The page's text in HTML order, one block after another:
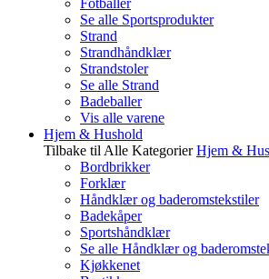
Fotballer
Se alle Sportsprodukter
Strand
Strandhåndklær
Strandstoler
Se alle Strand
Badeballer
Vis alle varene
Hjem & Hushold
Tilbake til Alle Kategorier Hjem &
Bordbrikker
Forklær
Håndklær og baderomstekstiler
Badekåper
Sportshåndklær
Se alle Håndklær og
Kjøkkenet